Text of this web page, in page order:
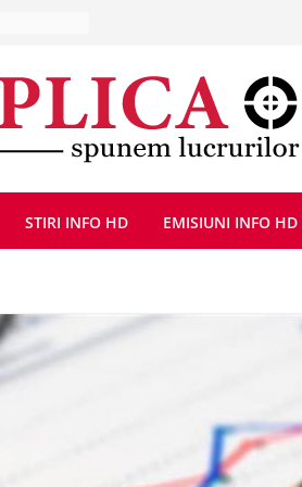
Bărbat
cu
un
STIRI INFO HD EMISIUNI INFO HD